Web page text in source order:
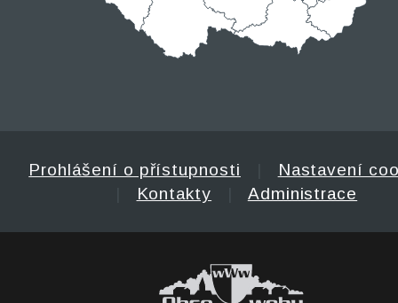
Prohlášení o přístupnosti
Nastavení
Kontakty Administrace